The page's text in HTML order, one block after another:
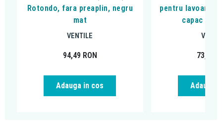
Rotondo, fara preaplin, negru
mat
VENTILE
94,49 RON
Adauga in cos
pentru lavoar
capac
73,14
Adauga